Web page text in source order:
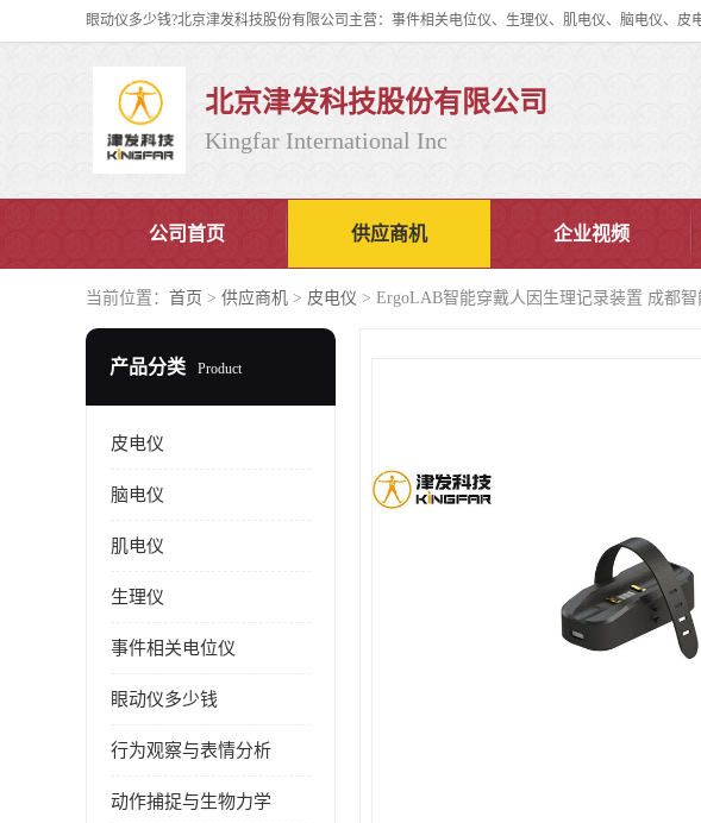
北京津发科技股份有限公司
Kingfar International Inc
公司首页 供应商机 企业视频
当前位置： 首页 > 供应商机 > 皮电仪 > ErgoLAB智能穿戴人因生理记录装置 成都
产品分类 Product
皮电仪
脑电仪
肌电仪
生理仪
事件相关电位仪
眼动仪多少钱
行为观察与表情分析
动作捕捉与生物力学